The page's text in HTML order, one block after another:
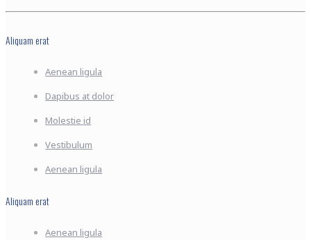
Aliquam erat
Aenean ligula
Dapibus at dolor
Molestie id
Vestibulum
Aenean ligula
Aliquam erat
Aenean ligula